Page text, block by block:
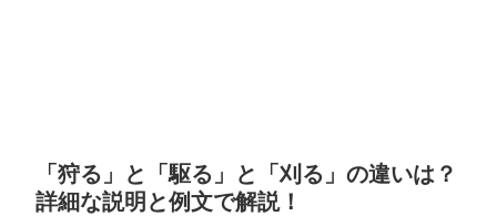
「狩る」と「駆る」と「刈る」の違いは？
詳細な説明と例文で解説！